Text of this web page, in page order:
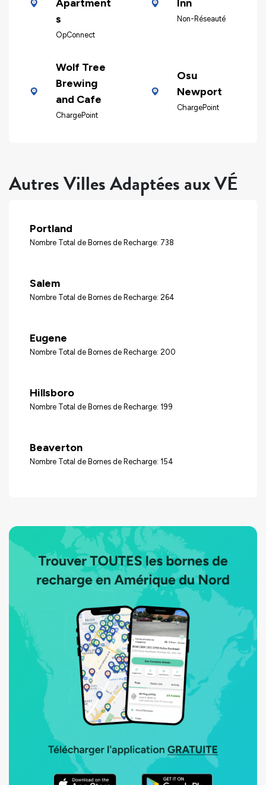
Apartment
s
OpConnect
Inn
Non-Réseauté
Wolf Tree
Brewing
and Cafe
ChargePoint
Osu
Newport
ChargePoint
Autres Villes Adaptées aux VÉ
Portland
Nombre Total de Bornes de Recharge: 738
Salem
Nombre Total de Bornes de Recharge: 264
Eugene
Nombre Total de Bornes de Recharge: 200
Hillsboro
Nombre Total de Bornes de Recharge: 199
Beaverton
Nombre Total de Bornes de Recharge: 154